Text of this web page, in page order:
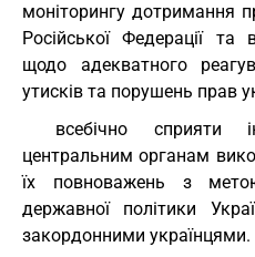
моніторингу дотримання
Російської Федерації та
щодо адекватного
утисків та порушень прав
всебічно сприяти
центральним органам
їх повноважень з метою
державної політики
закордонними українцями.